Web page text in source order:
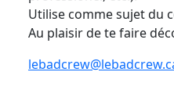
Utilise comme sujet du
Au plaisir de te faire